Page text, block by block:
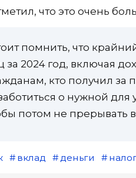
что это очень
помнить, что
за 2024 год, включая
кто получил
о нужной для
потом не прерывать
вклад деньги